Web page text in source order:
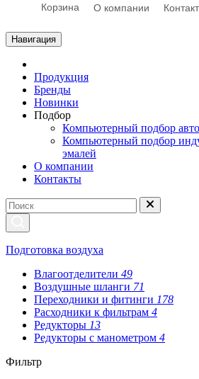
Корзина О компании
Навигация
Продукция
Бренды
Новинки
Подбор
Компьютерный подбор
Компьютерный подбор
эмалей
О компании
Контакты
Подготовка воздуха
Влагоотделители 49
Воздушные шланги 71
Переходники и фитинги 178
Расходники к фильтрам 4
Редукторы 13
Редукторы с манометром 4
Фильтр